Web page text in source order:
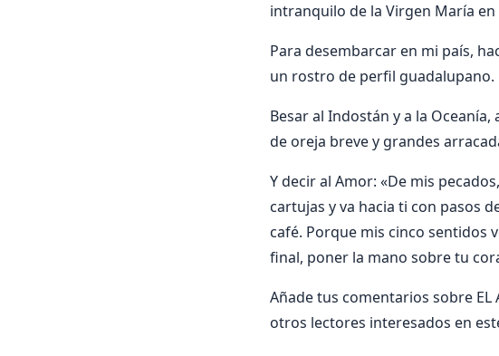
intranquilo de la Virgen María en
Para desembarcar en mi país,
un rostro de perfil guadalupano.
Besar al Indostán y a la
de oreja breve y grandes
Y decir al Amor: «De mis
cartujas y va hacia ti con pasos
café. Porque mis cinco sentidos
final, poner la mano sobre tu
Añade tus comentarios sobre
otros lectores interesados en